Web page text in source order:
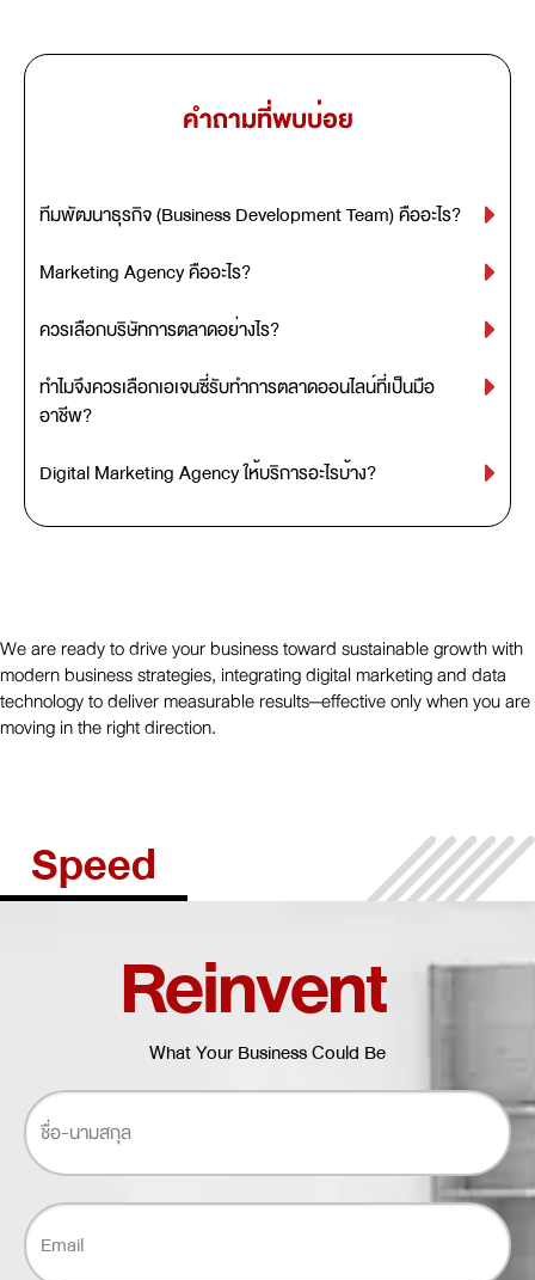
คำถามที่พบบ่อย
ทีมพัฒนาธุรกิจ (Business Development Team) คืออะไร?
Marketing Agency คืออะไร?
ควรเลือกบริษัทการตลาดอย่างไร?
ทำไมจึงควรเลือกเอเจนซี่รับทำการตลาดออนไลน์ที่เป็นมือ
อาชีพ?
Digital Marketing Agency ให้บริการอะไรบ้าง?
We are ready to drive your business toward sustainable growth with
modern business strategies, integrating digital marketing and data
technology to deliver measurable results—effective only when you are
moving in the right direction.
Speed
Reinvent
What Your Business Could Be